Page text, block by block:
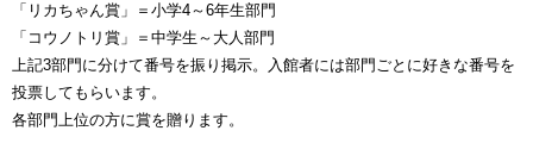
「リカちゃん賞」＝小学4～6年生部門
「コウノトリ賞」＝中学生～大人部門
上記3部門に分けて番号を振り掲示。入館者には部門ごとに好きな番号を
投票してもらいます。
各部門上位の方に賞を贈ります。